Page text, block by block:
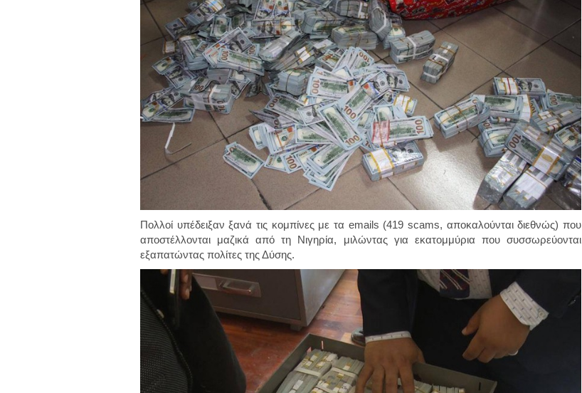
Πολλοί υπέδειξαν ξανά τις κομπίνες με τα emails (419 scams, αποκαλούνται διεθνώς) που
αποστέλλονται μαζικά από τη Νιγηρία, μιλώντας για εκατομμύρια που συσσωρεύονται
εξαπατώντας πολίτες της Δύσης.